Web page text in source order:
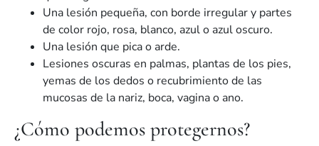
Una lesión pequeña, con borde irregular y partes
de color rojo, rosa, blanco, azul o azul oscuro.
Una lesión que pica o arde.
Lesiones oscuras en palmas, plantas de los pies,
yemas de los dedos o recubrimiento de las
mucosas de la nariz, boca, vagina o ano.
¿Cómo podemos protegernos?